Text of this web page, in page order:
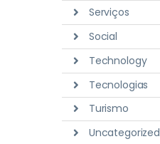
Serviços
Social
Technology
Tecnologias
Turismo
Uncategorized